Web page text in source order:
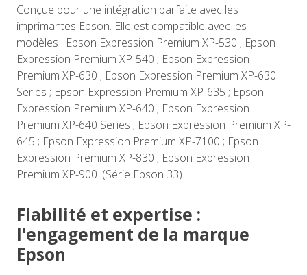
Conçue pour une intégration parfaite avec les
imprimantes Epson. Elle est compatible avec les
modèles : Epson Expression Premium XP-530 ; Epson
Expression Premium XP-540 ; Epson Expression
Premium XP-630 ; Epson Expression Premium XP-630
Series ; Epson Expression Premium XP-635 ; Epson
Expression Premium XP-640 ; Epson Expression
Premium XP-640 Series ; Epson Expression Premium XP-
645 ; Epson Expression Premium XP-7100 ; Epson
Expression Premium XP-830 ; Epson Expression
Premium XP-900. (Série Epson 33).
Fiabilité et expertise :
l'engagement de la marque
Epson